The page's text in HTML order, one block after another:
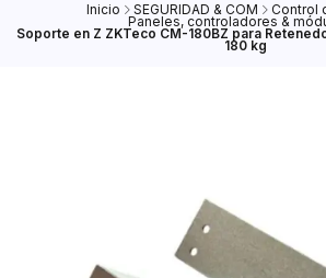
Inicio SEGURIDAD & COM Control
Paneles, controladores &
Soporte en Z ZKTeco CM-180BZ para
180 kg